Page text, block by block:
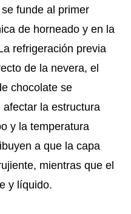
funde al primer
de horneado y en la
refrigeración previa
de la nevera, el
chocolate se
la estructura
y la temperatura
a que la capa
mientras que el
y líquido.